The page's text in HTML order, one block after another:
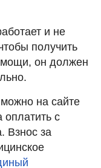
и не
получить
он должен
можно на сайте
оплатить с
Взнос за